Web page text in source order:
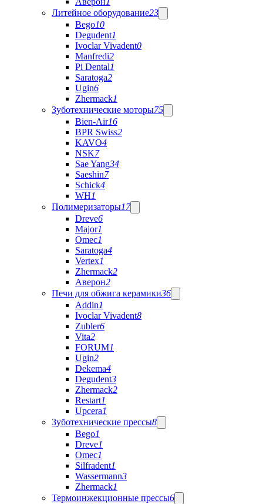
Литейное оборудование23
Bego10
Degudent1
Ivoclar Vivadent0
Manfredi2
Pi Dental1
Saratoga2
Ugin6
Zhermack1
Зуботехнические моторы75
Bien-Air16
BPR Swiss2
KAVO4
NSK7
Sae Yang34
Saeshin7
Schick4
WH1
Полимеризаторы17
Dreve6
Major1
Omec1
Saratoga4
Vertex1
Zhermack2
Аверон2
Печи для обжига керамики36
Addin1
Ivoclar Vivadent8
Zubler6
Vita2
FORUM1
Ugin2
Dekema4
Degudent3
Zhermack2
Restart1
Upcera1
Зуботехнические прессы8
Bego1
Dreve1
Omec1
Silfradent1
Wassermann3
Zhermack1
Термоинжекционные прессы6